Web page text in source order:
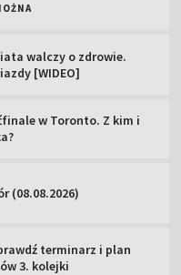
walczy o zdrowie.
[WIDEO]
w Toronto. Z kim i
(08.08.2026)
terminarz i plan
3. kolejki